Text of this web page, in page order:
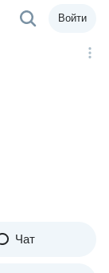
Войти
Чат